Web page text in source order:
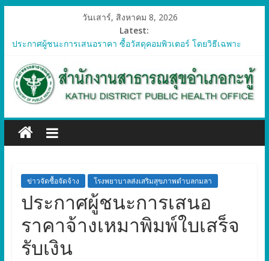
วันเสาร์, สิงหาคม 8, 2026
Latest:
ประกาศผู้ชนะการเสนอราคา ซื้อวัสดุคอมพิวเตอร์ โดยวิธีเฉพาะ
ประกาศผู้ชนะการเสนอราคา จัดซื้อวัสดุทางการแพทย์สำหรับ
โครงการป้องกันควบคุมโรคติดต่อและภัยสุขภาพในแรงงานต่างด้าว
อำเภอกะทู้ ปี 2569
เจาะจง
ประกาศผู้ชนะการเสนอรา ซื้อวัสดุงานบ้านงานครัว โดยวิธีเฉพาะ
เจาะจง
เจาะจงข่าวจัดซื้อจัดจ้าง โรงพยาบาลส่งเสริมสุขภาพตำบลกมลา
ประกาศผู้ชนะการเสนอ
ราคาจ้างเหมาพิมพ์ใบเสร็จ
รับเงิน